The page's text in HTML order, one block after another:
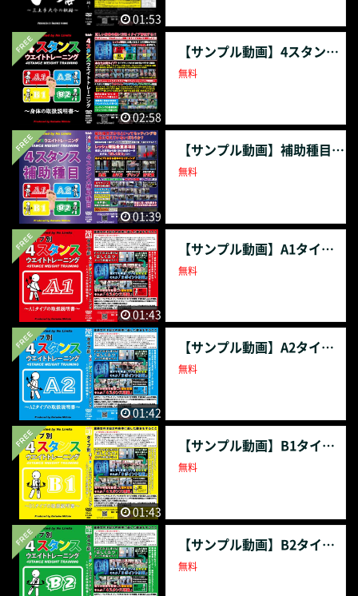
01:53
02:58
【サンプル動画】4スタンスウエイトトレーニング～身体の取扱説明書～
無料
01:39
【サンプル動画】補助種目4スタンスウエイトトレーニング
無料
01:43
【サンプル動画】A1タイプ4スタンスウエイトトレーニング
無料
01:42
【サンプル動画】A2タイプ4スタンスウエイトトレーニング
無料
01:43
【サンプル動画】B1タイプ4スタンスウエイトトレーニング
無料
【サンプル動画】B2タイプ4スタンスウエイトトレーニング
無料